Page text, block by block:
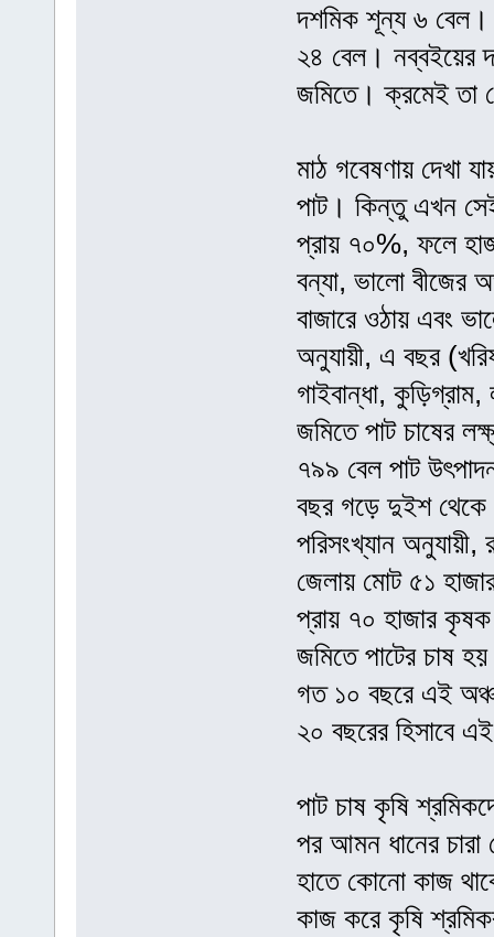
দশমিক শূন্য ৬ বেল।
২৪ বেল। নব্বইয়ের
জমিতে। ক্রমেই তা
মাঠ গবেষণায় দেখা
পাট। কিন্তু এখন
প্রায় ৭০%, ফলে
বন্যা, ভালো বীজের
বাজারে ওঠায় এবং
অনুযায়ী, এ বছর
গাইবান্ধা,
জমিতে পাট চাষের
৭৯৯ বেল পাট
বছর গড়ে দুইশ থেকে
পরিসংখ্যান অনুযায়ী,
জেলায় মোট ৫১
প্রায় ৭০ হাজার
জমিতে পাটের চাষ
গত ১০ বছরে এই
২০ বছরের হিসাবে
পাট চাষ কৃষি
পর আমন ধানের
হাতে কোনো কাজ
কাজ করে কৃষি